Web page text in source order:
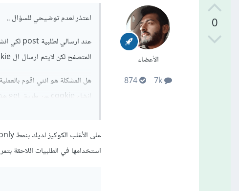
0
الأعضاء
اعتذر لعدم توضيحي للسؤال ..
المتصفح لكن لايتم ارسال ال cookie من الاساس ..
استخدامها في الطلبيات اللاحقة